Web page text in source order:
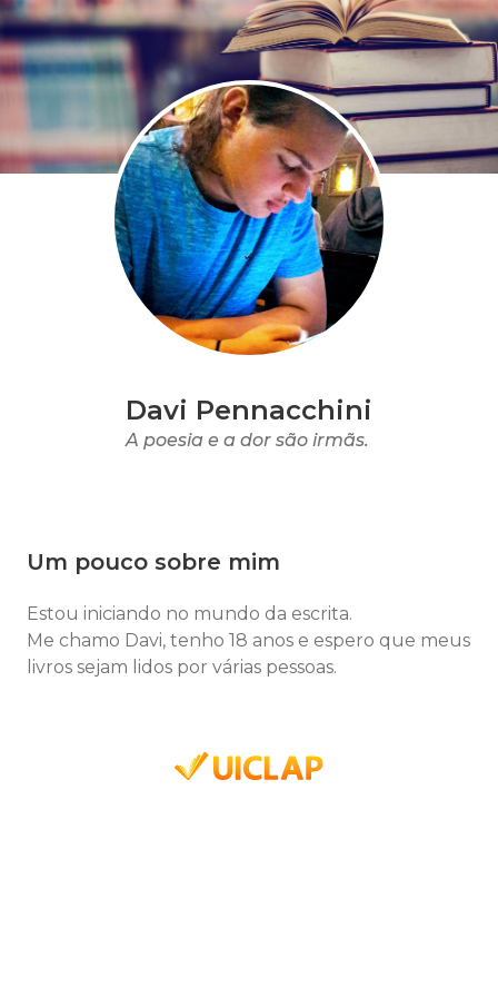
Davi Pennacchini
A poesia e a dor são irmãs.
Um pouco sobre mim
Estou iniciando no mundo da escrita.
Me chamo Davi, tenho 18 anos e espero que meus
livros sejam lidos por várias pessoas.